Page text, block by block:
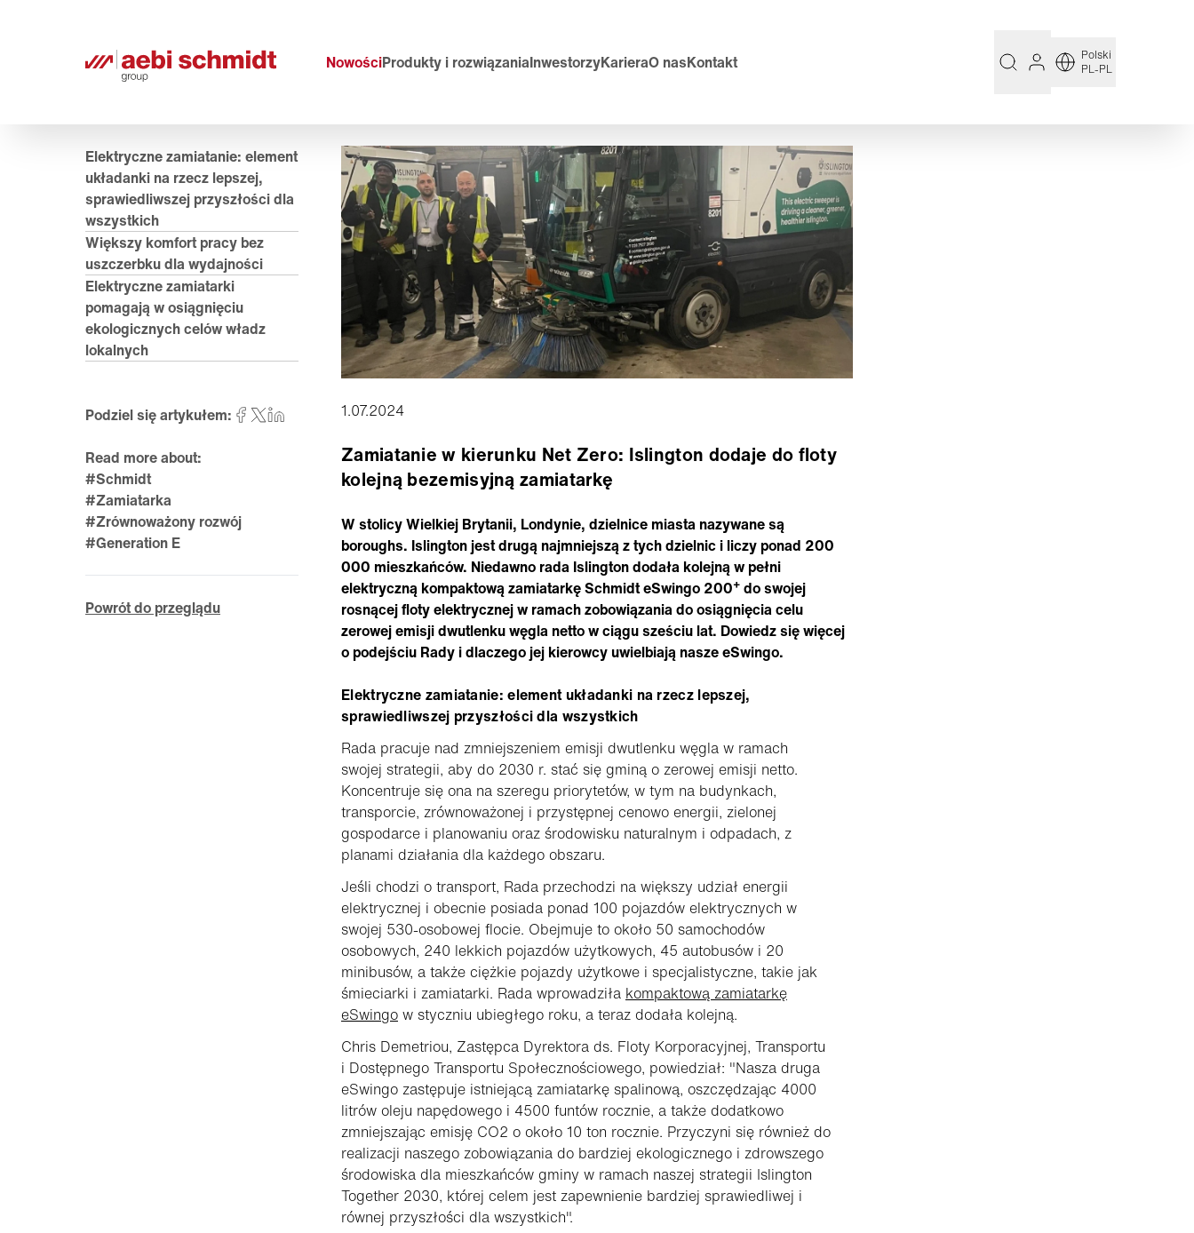
NowościProdukty i rozwiązaniaInwestorzyKarieraO nasKontakt
Polski
PL-PL
Elektryczne zamiatanie: element
układanki na rzecz lepszej,
sprawiedliwszej przyszłości dla
wszystkich
Większy komfort pracy bez
uszczerbku dla wydajności
Elektryczne zamiatarki
pomagają w osiągnięciu
ekologicznych celów władz
lokalnych
Podziel się artykułem:
Read more about:
#Schmidt
#Zamiatarka
#Zrównoważony rozwój
#Generation E
Powrót do przeglądu
1.07.2024
Zamiatanie w kierunku Net Zero: Islington dodaje do floty
kolejną bezemisyjną zamiatarkę
W stolicy Wielkiej Brytanii, Londynie, dzielnice miasta nazywane są
boroughs. Islington jest drugą najmniejszą z tych dzielnic i liczy ponad 200
000 mieszkańców. Niedawno rada Islington dodała kolejną w pełni
elektryczną kompaktową zamiatarkę Schmidt eSwingo 200+ do swojej
rosnącej floty elektrycznej w ramach zobowiązania do osiągnięcia celu
zerowej emisji dwutlenku węgla netto w ciągu sześciu lat. Dowiedz się więcej
o podejściu Rady i dlaczego jej kierowcy uwielbiają nasze eSwingo.
Elektryczne zamiatanie: element układanki na rzecz lepszej,
sprawiedliwszej przyszłości dla wszystkich
Rada pracuje nad zmniejszeniem emisji dwutlenku węgla w ramach
swojej strategii, aby do 2030 r. stać się gminą o zerowej emisji netto.
Koncentruje się ona na szeregu priorytetów, w tym na budynkach,
transporcie, zrównoważonej i przystępnej cenowo energii, zielonej
gospodarce i planowaniu oraz środowisku naturalnym i odpadach, z
planami działania dla każdego obszaru.
Jeśli chodzi o transport, Rada przechodzi na większy udział energii
elektrycznej i obecnie posiada ponad 100 pojazdów elektrycznych w
swojej 530-osobowej flocie. Obejmuje to około 50 samochodów
osobowych, 240 lekkich pojazdów użytkowych, 45 autobusów i 20
minibusów, a także ciężkie pojazdy użytkowe i specjalistyczne, takie jak
śmieciarki i zamiatarki. Rada wprowadziła kompaktową zamiatarkę
eSwingo w styczniu ubiegłego roku, a teraz dodała kolejną.
Chris Demetriou, Zastępca Dyrektora ds. Floty Korporacyjnej, Transportu
i Dostępnego Transportu Społecznościowego, powiedział: "Nasza druga
eSwingo zastępuje istniejącą zamiatarkę spalinową, oszczędzając 4000
litrów oleju napędowego i 4500 funtów rocznie, a także dodatkowo
zmniejszając emisję CO2 o około 10 ton rocznie. Przyczyni się również do
realizacji naszego zobowiązania do bardziej ekologicznego i zdrowszego
środowiska dla mieszkańców gminy w ramach naszej strategii Islington
Together 2030, której celem jest zapewnienie bardziej sprawiedliwej i
równej przyszłości dla wszystkich".